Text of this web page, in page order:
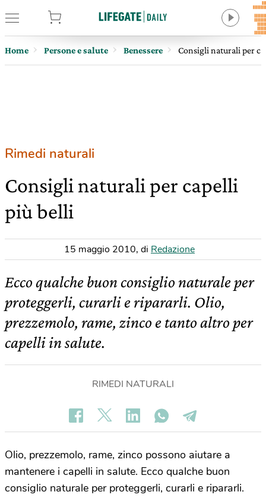
Home Persone e salute Benessere Consigli naturali per
Rimedi naturali
Consigli naturali per capelli
più belli
15 maggio 2010, di Redazione
Ecco qualche buon consiglio naturale per
proteggerli, curarli e ripararli. Olio,
prezzemolo, rame, zinco e tanto altro per
capelli in salute.
RIMEDI NATURALI
Olio, prezzemolo, rame, zinco possono aiutare a
mantenere i capelli in salute. Ecco qualche buon
consiglio naturale per proteggerli, curarli e ripararli.